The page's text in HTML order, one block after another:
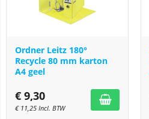
Ordner Leitz 180°
Recycle 80 mm karton
A4 geel
€ 9,30
€ 11,25 Incl. BTW